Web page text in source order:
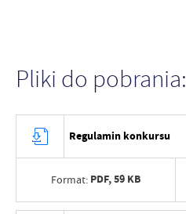
Pliki do pobrania:
Regulamin konkursu
Format: PDF,59 KB